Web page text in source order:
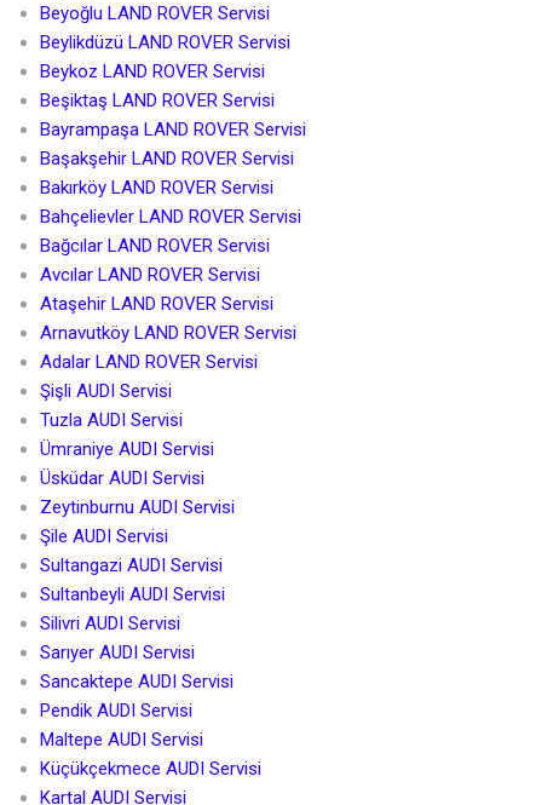
Beyoğlu LAND ROVER Servisi
Beylikdüzü LAND ROVER Servisi
Beykoz LAND ROVER Servisi
Beşiktaş LAND ROVER Servisi
Bayrampaşa LAND ROVER Servisi
Başakşehir LAND ROVER Servisi
Bakırköy LAND ROVER Servisi
Bahçelievler LAND ROVER Servisi
Bağcılar LAND ROVER Servisi
Avcılar LAND ROVER Servisi
Ataşehir LAND ROVER Servisi
Arnavutköy LAND ROVER Servisi
Adalar LAND ROVER Servisi
Şişli AUDI Servisi
Tuzla AUDI Servisi
Ümraniye AUDI Servisi
Üsküdar AUDI Servisi
Zeytinburnu AUDI Servisi
Şile AUDI Servisi
Sultangazi AUDI Servisi
Sultanbeyli AUDI Servisi
Silivri AUDI Servisi
Sarıyer AUDI Servisi
Sancaktepe AUDI Servisi
Pendik AUDI Servisi
Maltepe AUDI Servisi
Küçükçekmece AUDI Servisi
Kartal AUDI Servisi